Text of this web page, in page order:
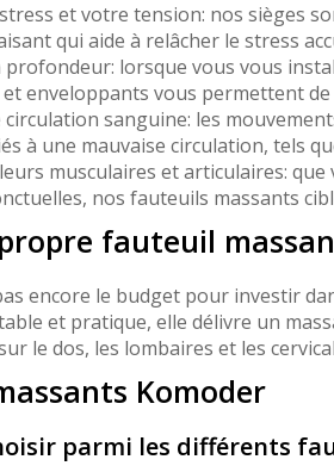
et votre tension: nos sièges
qui aide à relâcher le stress
lorsque vous vous
et enveloppants vous permettent
sanguine: les
à une mauvaise circulation, tels
musculaires et articulaires:
nos fauteuils massants
fauteuil
encore le budget pour investir
et pratique, elle délivre un
le dos, les lombaires et les
Komoder
parmi les différents